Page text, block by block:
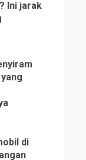
Ini jarak
di